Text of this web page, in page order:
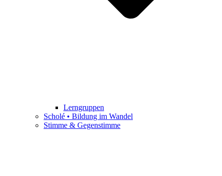
Lerngruppen
Scholé • Bildung im Wandel
Stimme & Gegenstimme